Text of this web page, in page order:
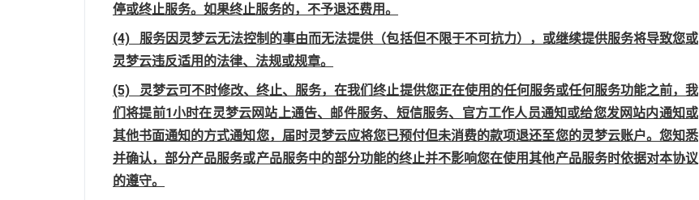
停或终止服务。如果终止服务的，不予退还费用。
(4)   服务因灵梦云无法控制的事由而无法提供（包括但不限于不可抗力），或继续提供服务将导致您或
灵梦云违反适用的法律、法规或规章。
(5)   灵梦云可不时修改、终止、服务，在我们终止提供您正在使用的任何服务或任何服务功能之前，我
们将提前1小时在灵梦云网站上通告、邮件服务、短信服务、官方工作人员通知或给您发网站内通知或
其他书面通知的方式通知您，届时灵梦云应将您已预付但未消费的款项退还至您的灵梦云账户。您知悉
并确认，部分产品服务或产品服务中的部分功能的终止并不影响您在使用其他产品服务时依据对本协议
的遵守。